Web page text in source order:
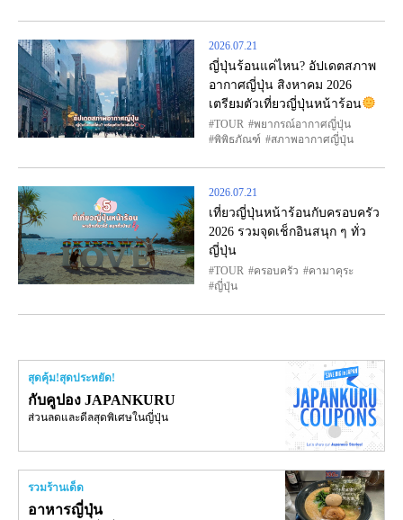
2026.07.21
ญี่ปุ่นร้อนแค่ไหน? อัปเดตสภาพ
อากาศญี่ปุ่น สิงหาคม 2026
เตรียมตัวเที่ยวญี่ปุ่นหน้าร้อน
TOUR
พยากรณ์อากาศญี่ปุ่น
พิพิธภัณฑ์
สภาพอากาศญี่ปุ่น
2026.07.21
เที่ยวญี่ปุ่นหน้าร้อนกับครอบครัว
2026 รวมจุดเช็กอินสนุก ๆ ทั่ว
ญี่ปุ่น
TOUR ครอบครัว
คามาคุระ
ญี่ปุ่น
สุดคุ้ม!สุดประหยัด!
กับคูปอง JAPANKURU
ส่วนลดและดีลสุดพิเศษในญี่ปุ่น
รวมร้านเด็ด
อาหารญี่ปุ่น